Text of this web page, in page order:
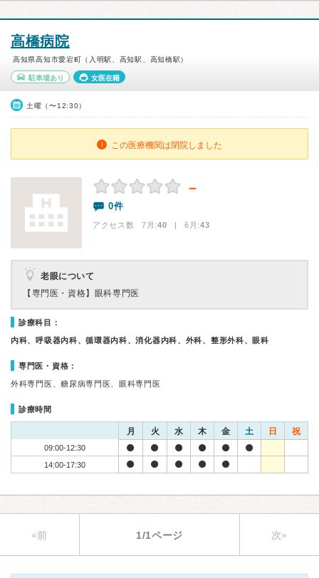
高橋病院
高知県高知市愛宕町（入明駅、高知駅、高知橋駅）
駐車場あり 女医在籍
土曜（〜12:30）
この医療機関は閉院しました
－
0件
アクセス数 7月:40 | 6月:43
老眼について
【専門医・資格】 眼科専門医
診療科目：
内科、呼吸器内科、循環器内科、消化器内科、外科、整形外科、眼科
専門医・資格：
外科専門医、糖尿病専門医、眼科専門医
診療時間
月 火 水 木 金 土 日 祝
09:00-12:30
14:00-17:30
«前 1/1ページ 次»